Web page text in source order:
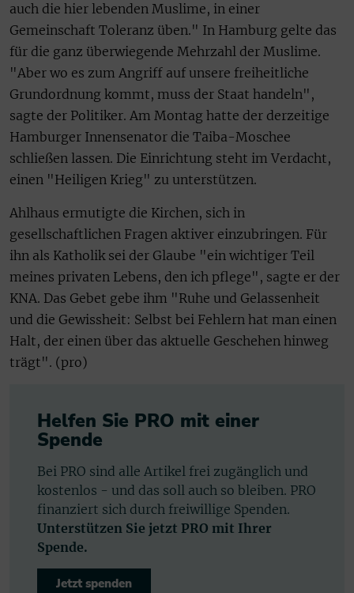
auch die hier lebenden Muslime, in einer
Gemeinschaft Toleranz üben." In Hamburg gelte das
für die ganz überwiegende Mehrzahl der Muslime.
"Aber wo es zum Angriff auf unsere freiheitliche
Grundordnung kommt, muss der Staat handeln",
sagte der Politiker. Am Montag hatte der derzeitige
Hamburger Innensenator die Taiba-Moschee
schließen lassen. Die Einrichtung steht im Verdacht,
einen "Heiligen Krieg" zu unterstützen.
Ahlhaus ermutigte die Kirchen, sich in
gesellschaftlichen Fragen aktiver einzubringen. Für
ihn als Katholik sei der Glaube "ein wichtiger Teil
meines privaten Lebens, den ich pflege", sagte er der
KNA. Das Gebet gebe ihm "Ruhe und Gelassenheit
und die Gewissheit: Selbst bei Fehlern hat man einen
Halt, der einen über das aktuelle Geschehen hinweg
trägt". (pro)
Helfen Sie PRO mit einer
Spende
Bei PRO sind alle Artikel frei zugänglich und
kostenlos - und das soll auch so bleiben. PRO
finanziert sich durch freiwillige Spenden.
Unterstützen Sie jetzt PRO mit Ihrer
Spende.
Jetzt spenden